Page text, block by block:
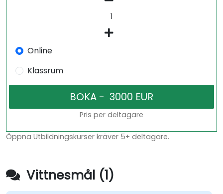
Online
Klassrum
Pris per deltagare
Öppna Utbildningskurser kräver 5+ deltagare.
Vittnesmål (1)